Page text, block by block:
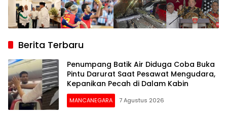
Berita Terbaru
Penumpang Batik Air Diduga Coba Buka
Pintu Darurat Saat Pesawat Mengudara,
Kepanikan Pecah di Dalam Kabin
MANCANEGARA 7 Agustus 2026